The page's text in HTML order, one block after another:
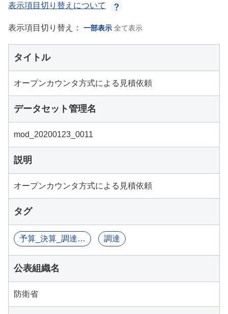
表示項目切り替えについて
表示項目切り替え： 一部表示 全て表示
タイトル
オープンカウンタ方式による見積依頼
データセット管理名
mod_20200123_0011
説明
オープンカウンタ方式による見積依頼
タグ
予算_決算_調達関連情報 調達
公表組織名
防衛省